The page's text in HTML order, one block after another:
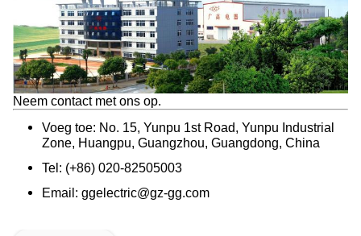
Neem contact met ons op.
Voeg toe: No. 15, Yunpu 1st Road, Yunpu Industrial
Zone, Huangpu, Guangzhou, Guangdong, China
Tel: (+86) 020-82505003
Email: ggelectric@gz-gg.com